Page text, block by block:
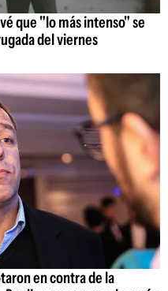
que "lo más intenso" se
del viernes
en contra de la